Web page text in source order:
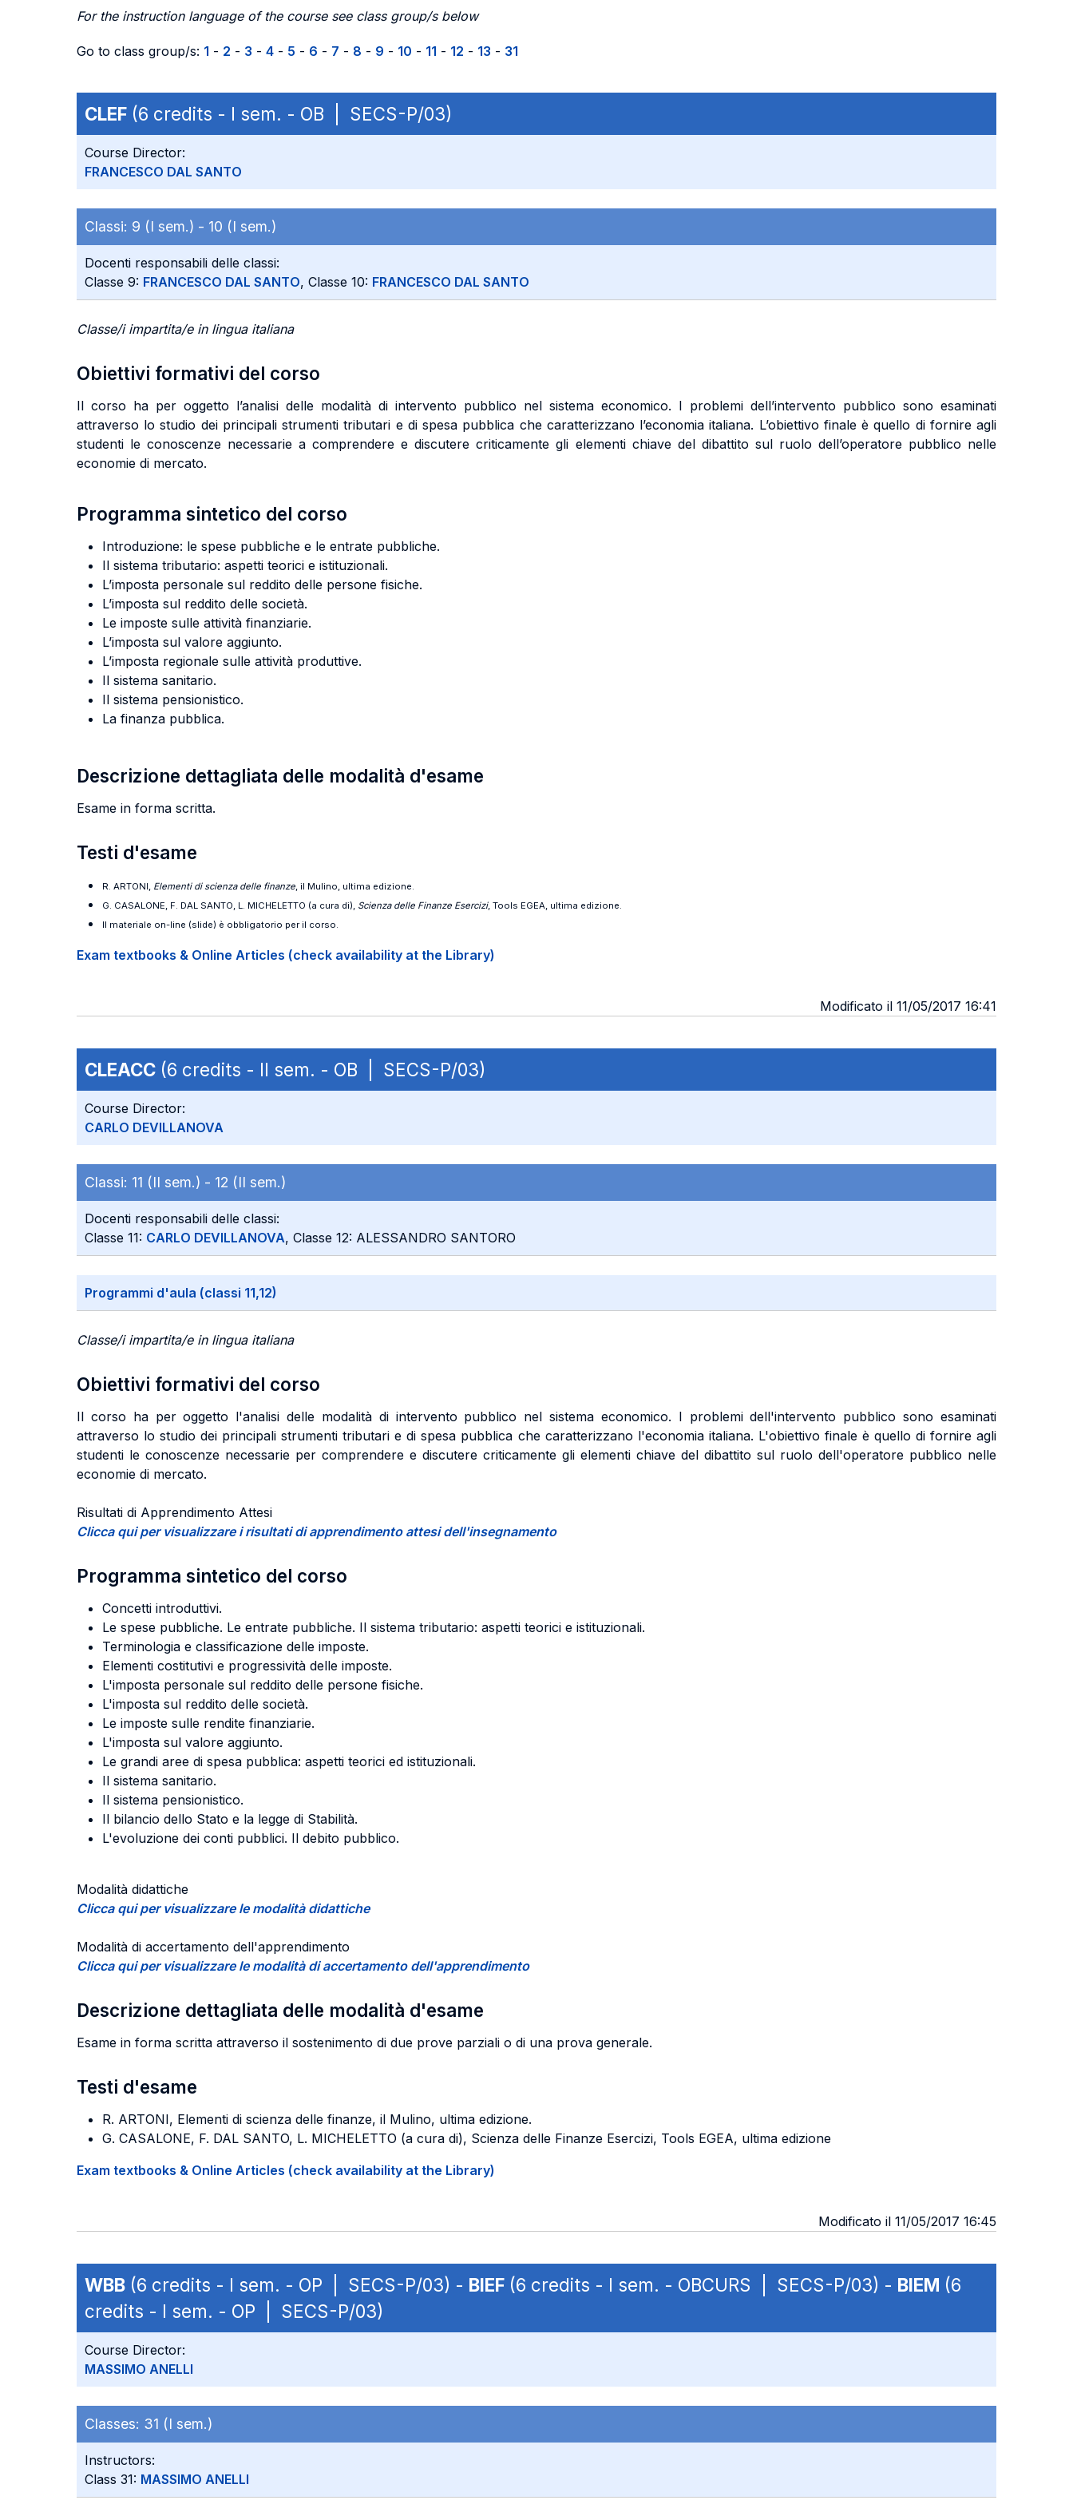
For the instruction language of the course see class group/s below
Go to class group/s: 1 - 2 - 3 - 4 - 5 - 6 - 7 - 8 - 9 - 10 - 11 - 12 - 13 - 31
CLEF (6 credits - I sem. - OB | SECS-P/03)
Course Director:
FRANCESCO DAL SANTO
Classi: 9 (I sem.) - 10 (I sem.)
Docenti responsabili delle classi:
Classe 9: FRANCESCO DAL SANTO, Classe 10: FRANCESCO DAL SANTO
Classe/i impartita/e in lingua italiana
Obiettivi formativi del corso
Il corso ha per oggetto l’analisi delle modalità di intervento pubblico nel sistema economico. I problemi dell’intervento pubblico sono esaminati
attraverso lo studio dei principali strumenti tributari e di spesa pubblica che caratterizzano l’economia italiana. L’obiettivo finale è quello di fornire agli
studenti le conoscenze necessarie a comprendere e discutere criticamente gli elementi chiave del dibattito sul ruolo dell’operatore pubblico nelle
economie di mercato.
Programma sintetico del corso
Introduzione: le spese pubbliche e le entrate pubbliche.
Il sistema tributario: aspetti teorici e istituzionali.
L’imposta personale sul reddito delle persone fisiche.
L’imposta sul reddito delle società.
Le imposte sulle attività finanziarie.
L’imposta sul valore aggiunto.
L’imposta regionale sulle attività produttive.
Il sistema sanitario.
Il sistema pensionistico.
La finanza pubblica.
Descrizione dettagliata delle modalità d'esame
Esame in forma scritta.
Testi d'esame
R. ARTONI, Elementi di scienza delle finanze, il Mulino, ultima edizione.
G. CASALONE, F. DAL SANTO, L. MICHELETTO (a cura di), Scienza delle Finanze Esercizi, Tools EGEA, ultima edizione.
Il materiale on-line (slide) è obbligatorio per il corso.
Exam textbooks & Online Articles (check availability at the Library)
Modificato il 11/05/2017 16:41
CLEACC (6 credits - II sem. - OB | SECS-P/03)
Course Director:
CARLO DEVILLANOVA
Classi: 11 (II sem.) - 12 (II sem.)
Docenti responsabili delle classi:
Classe 11: CARLO DEVILLANOVA, Classe 12: ALESSANDRO SANTORO
Programmi d'aula (classi 11,12)
Classe/i impartita/e in lingua italiana
Obiettivi formativi del corso
Il corso ha per oggetto l'analisi delle modalità di intervento pubblico nel sistema economico. I problemi dell'intervento pubblico sono esaminati
attraverso lo studio dei principali strumenti tributari e di spesa pubblica che caratterizzano l'economia italiana. L'obiettivo finale è quello di fornire agli
studenti le conoscenze necessarie per comprendere e discutere criticamente gli elementi chiave del dibattito sul ruolo dell'operatore pubblico nelle
economie di mercato.
Risultati di Apprendimento Attesi
Clicca qui per visualizzare i risultati di apprendimento attesi dell'insegnamento
Programma sintetico del corso
Concetti introduttivi.
Le spese pubbliche. Le entrate pubbliche. Il sistema tributario: aspetti teorici e istituzionali.
Terminologia e classificazione delle imposte.
Elementi costitutivi e progressività delle imposte.
L'imposta personale sul reddito delle persone fisiche.
L'imposta sul reddito delle società.
Le imposte sulle rendite finanziarie.
L'imposta sul valore aggiunto.
Le grandi aree di spesa pubblica: aspetti teorici ed istituzionali.
Il sistema sanitario.
Il sistema pensionistico.
Il bilancio dello Stato e la legge di Stabilità.
L'evoluzione dei conti pubblici. Il debito pubblico.
Modalità didattiche
Clicca qui per visualizzare le modalità didattiche
Modalità di accertamento dell'apprendimento
Clicca qui per visualizzare le modalità di accertamento dell'apprendimento
Descrizione dettagliata delle modalità d'esame
Esame in forma scritta attraverso il sostenimento di due prove parziali o di una prova generale.
Testi d'esame
R. ARTONI, Elementi di scienza delle finanze, il Mulino, ultima edizione.
G. CASALONE, F. DAL SANTO, L. MICHELETTO (a cura di), Scienza delle Finanze Esercizi, Tools EGEA, ultima edizione
Exam textbooks & Online Articles (check availability at the Library)
Modificato il 11/05/2017 16:45
WBB (6 credits - I sem. - OP | SECS-P/03) - BIEF (6 credits - I sem. - OBCURS | SECS-P/03) - BIEM (6
credits - I sem. - OP | SECS-P/03)
Course Director:
MASSIMO ANELLI
Classes: 31 (I sem.)
Instructors:
Class 31: MASSIMO ANELLI